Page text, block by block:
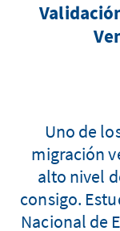
Uno de
migración
alto nivel
consigo.
Nacional de